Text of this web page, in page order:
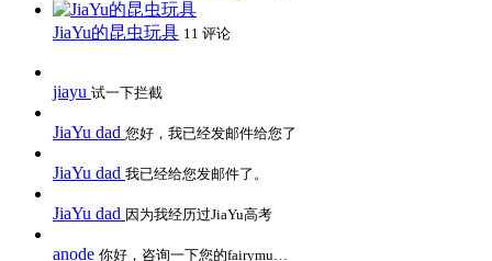
JiaYu的昆虫玩具 11 评论
jiayu 试一下拦截
JiaYu dad 您好，我已经发邮件给您了
JiaYu dad 我已经给您发邮件了。
JiaYu dad 因为我经历过JiaYu高考
anode 你好，咨询一下您的fairymu…